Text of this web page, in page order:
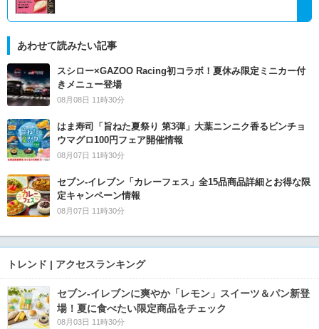
あわせて読みたい記事
スシロー×GAZOO Racing初コラボ！夏休み限定ミニカー付
きメニュー登場
08月08日 11時30分
はま寿司「旨ねた夏祭り 第3弾」大葉ニンニク香るビンチョ
ウマグロ100円フェア開催情報
08月07日 11時30分
セブン‐イレブン「カレーフェス」全15品商品詳細とお得な限
定キャンペーン情報
08月07日 11時30分
トレンド | アクセスランキング
セブン‐イレブンに爽やか「レモン」スイーツ＆パン新登
場！夏に食べたい限定商品をチェック
08月03日 11時30分